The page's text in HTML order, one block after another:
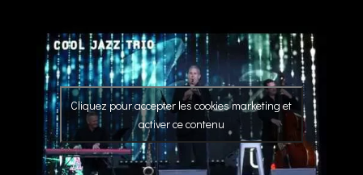
Cliquez pour accepter les cookies marketing et
activer ce contenu